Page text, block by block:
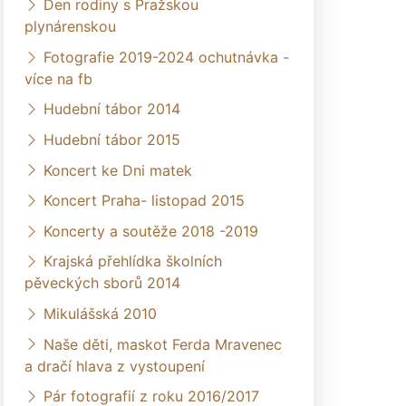
Den rodiny s Pražskou
plynárenskou
Fotografie 2019-2024 ochutnávka -
více na fb
Hudební tábor 2014
Hudební tábor 2015
Koncert ke Dni matek
Koncert Praha- listopad 2015
Koncerty a soutěže 2018 -2019
Krajská přehlídka školních
pěveckých sborů 2014
Mikulášská 2010
Naše děti, maskot Ferda Mravenec
a dračí hlava z vystoupení
Pár fotografií z roku 2016/2017